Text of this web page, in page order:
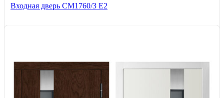
Входная дверь CМ1760/3 Е2